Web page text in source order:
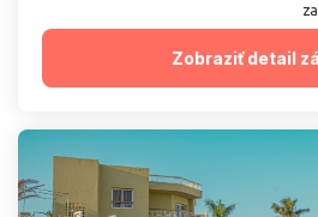
Zobraziť detail